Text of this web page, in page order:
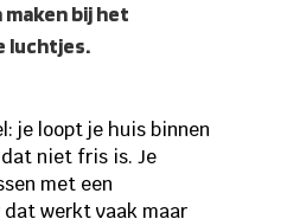
bij het
luchtjes.
je loopt je huis binnen
niet fris is. Je
met een
werkt vaak maar